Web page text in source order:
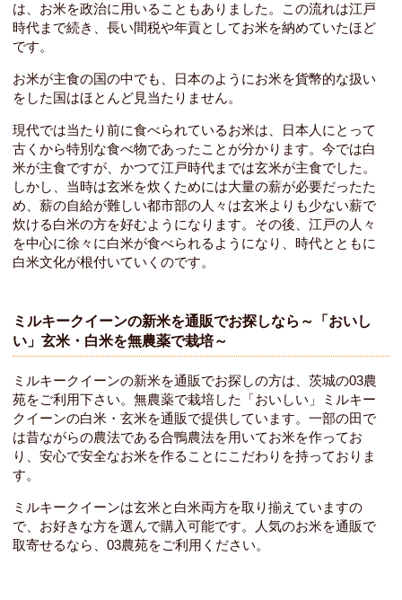
は、お米を政治に用いることもありました。この流れは江戸
時代まで続き、長い間税や年貢としてお米を納めていたほど
です。
お米が主食の国の中でも、日本のようにお米を貨幣的な扱い
をした国はほとんど見当たりません。
現代では当たり前に食べられているお米は、日本人にとって
古くから特別な食べ物であったことが分かります。今では白
米が主食ですが、かつて江戸時代までは玄米が主食でした。
しかし、当時は玄米を炊くためには大量の薪が必要だったた
め、薪の自給が難しい都市部の人々は玄米よりも少ない薪で
炊ける白米の方を好むようになります。その後、江戸の人々
を中心に徐々に白米が食べられるようになり、時代とともに
白米文化が根付いていくのです。
ミルキークイーンの新米を通販でお探しなら～「おいし
い」玄米・白米を無農薬で栽培～
ミルキークイーンの新米を通販でお探しの方は、茨城の03農
苑をご利用下さい。無農薬で栽培した「おいしい」ミルキー
クイーンの白米・玄米を通販で提供しています。一部の田で
は昔ながらの農法である合鴨農法を用いてお米を作ってお
り、安心で安全なお米を作ることにこだわりを持っておりま
す。
ミルキークイーンは玄米と白米両方を取り揃えていますの
で、お好きな方を選んで購入可能です。人気のお米を通販で
取寄せるなら、03農苑をご利用ください。